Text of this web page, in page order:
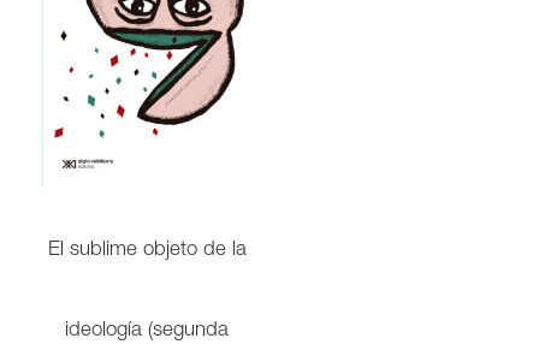
El sublime objeto de la
ideología (segunda